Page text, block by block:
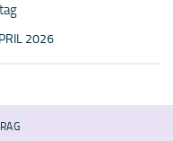
2026